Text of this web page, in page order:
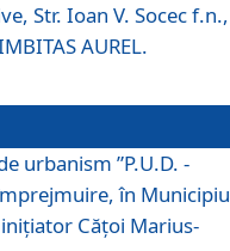
Str. Ioan V. Socec f.n.,
AUREL.
urbanism ”P.U.D. -
în
inițiator Cățoi Marius-